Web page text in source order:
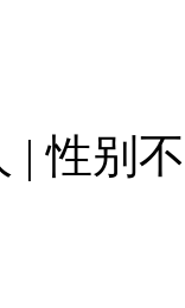
| 性别